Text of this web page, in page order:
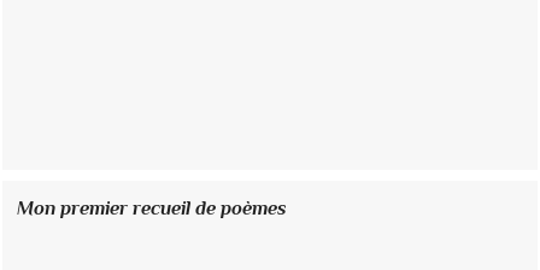
Mon premier recueil de poèmes